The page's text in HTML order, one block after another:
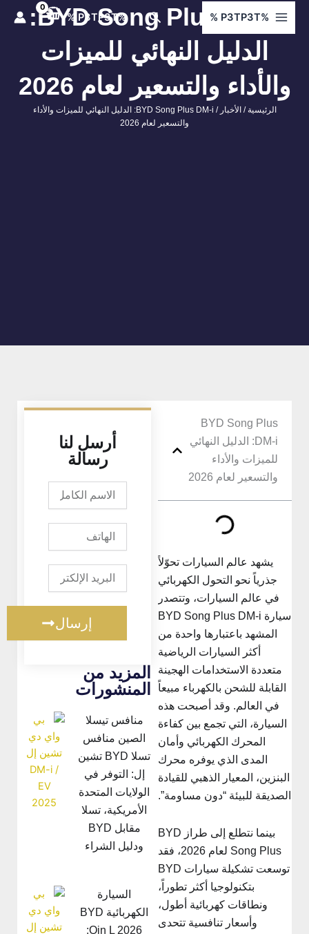
%P3TP3T % البحث %P3TP3T %
BYD Song Plus DM-I:
الدليل النهائي للميزات
والتسعير لعام 2026
الرئيسية/الأخبار
/ BYD Song Plus DM-i: الدليل النهائي للميزات والأداء
والتسعير لعام 2026
BYD Song Plus
DM-i: الدليل النهائي
للميزات والأداء
والتسعير لعام 2026
يشهد عالم السيارات تحوّلاً
جذرياً نحو التحول الكهربائي
في عالم السيارات، وتتصدر
سيارة BYD Song Plus DM-i
المشهد باعتبارها واحدة من
أكثر السيارات الرياضية
متعددة الاستخدامات الهجينة
القابلة للشحن بالكهرباء مبيعاً
في العالم. وقد أصبحت هذه
السيارة، التي تجمع بين كفاءة
المحرك الكهربائي وأمان
المدى الذي يوفره محرك
البنزين، المعيار الذهبي للقيادة
للبيئة “دون مساومة”.
بينما نتطلع إلى طراز BYD
Song Plus لعام 2026، فقد
توسعت تشكيلة سيارات BYD
بتكنولوجيا أكثر تطوراً،
ونطاقات كهربائية أطول،
وأسعار تنافسية تتحدى
أرسل لنا
رسالة
الإلكتروني
إرسال
المزيد من
المنشورات
منافس تيسلا
الصين منافس
تسلا BYD تشين
إل: التوفر في
الولايات المتحدة
الأمريكية، تسلا
مقابل BYD
ودليل الشراء
السيارة
الكهربائية BYD